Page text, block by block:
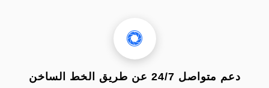
دعم متواصل 24/7 عن طريق الخط الساخن